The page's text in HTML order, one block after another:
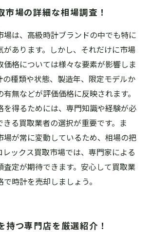
市場の詳細な相場調査！
場は、高級時計ブランドの中でも特に
があります。しかし、それだけに市場
価格については様々な要素が影響しま
の種類や状態、製造年、限定モデルか
無などが評価価格に反映されます。
を得るためには、専門知識や経験が必
きる買取業者の選択が重要です。ま
場が常に変動しているため、相場の把
ックス買取市場では、専門家による
査定が期待できます。安心して買取業
時計を売却しましょう。
持つ専門店を厳選紹介！